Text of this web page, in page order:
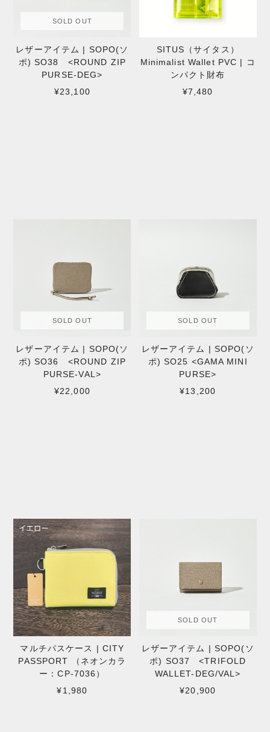
SOLD OUT
レザーアイテム | SOPO(ソ
ポ) SO38 <ROUND ZIP
PURSE-DEG>
¥23,100
SITUS（サイタス）
Minimalist Wallet PVC | コ
ンパクト財布
¥7,480
SOLD OUT
レザーアイテム | SOPO(ソ
ポ) SO36 <ROUND ZIP
PURSE-VAL>
¥22,000
SOLD OUT
レザーアイテム | SOPO(ソ
ポ) SO25 <GAMA MINI
PURSE>
¥13,200
マルチパスケース | CITY
PASSPORT （ネオンカラ
ー：CP-7036）
¥1,980
SOLD OUT
レザーアイテム | SOPO(ソ
ポ) SO37 <TRIFOLD
WALLET-DEG/VAL>
¥20,900